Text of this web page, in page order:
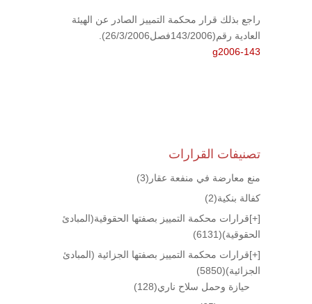
راجع بذلك قرار محكمة التمييز الصادر عن الهيئة
العادية رقم(143/2006فصل26/3/2006).
g2006-143
تصنيفات القرارات
منع معارضة في منفعة عقار (3)
كفالة بنكية(2)
[+]قرارات محكمة التمييز بصفتها الحقوقية(المبادئ
الحقوقية)(6131)
[+]قرارات محكمة التمييز بصفتها الجزائية (المبادئ
الجزائية)(5850)
حيازة وحمل سلاح ناري(128)